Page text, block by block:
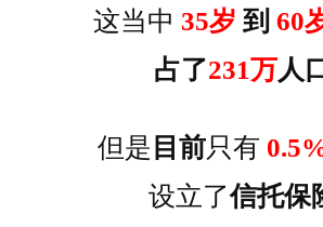
这当中 35岁 到 60
占了231万人
但是 目前只有
设立了信托保